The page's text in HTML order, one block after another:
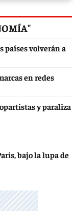
países volverán a
en redes
y paraliza
bajo la lupa de